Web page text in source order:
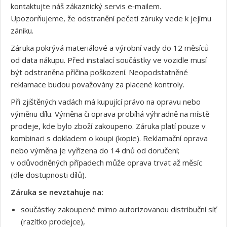
kontaktujte náš zákaznický servis e‑mailem.
Upozorňujeme, že odstranění pečetí záruky vede k jejímu
zániku.
Záruka pokrývá materiálové a výrobní vady do 12 měsíců
od data nákupu. Před instalací součástky ve vozidle musí
být odstraněna příčina poškození. Neopodstatněné
reklamace budou považovány za placené kontroly.
Při zjištěných vadách má kupující právo na opravu nebo
výměnu dílu. Výměna či oprava probíhá výhradně na místě
prodeje, kde bylo zboží zakoupeno. Záruka platí pouze v
kombinaci s dokladem o koupi (kopie). Reklamační oprava
nebo výměna je vyřízena do 14 dnů od doručení;
v odůvodněných případech může oprava trvat až měsíc
(dle dostupnosti dílů).
Záruka se nevztahuje na:
součástky zakoupené mimo autorizovanou distribuční síť
(razítko prodejce),